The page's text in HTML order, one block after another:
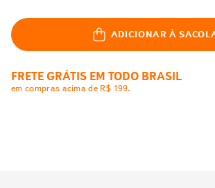
ADICIONAR À
FRETE GRÁTIS EM TODO BRASIL
em compras acima de R$ 199.